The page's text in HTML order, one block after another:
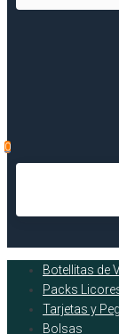
0
Botellitas de
Packs
Tarjetas y
Bolsas